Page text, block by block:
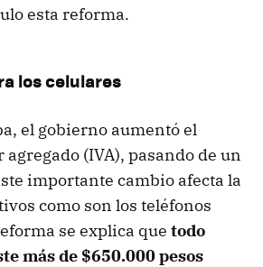
esta reforma.
los celulares
el gobierno aumentó el
(IVA), pasando de un
importante cambio afecta la
como son los teléfonos
se explica que todo
más de $650.000 pesos